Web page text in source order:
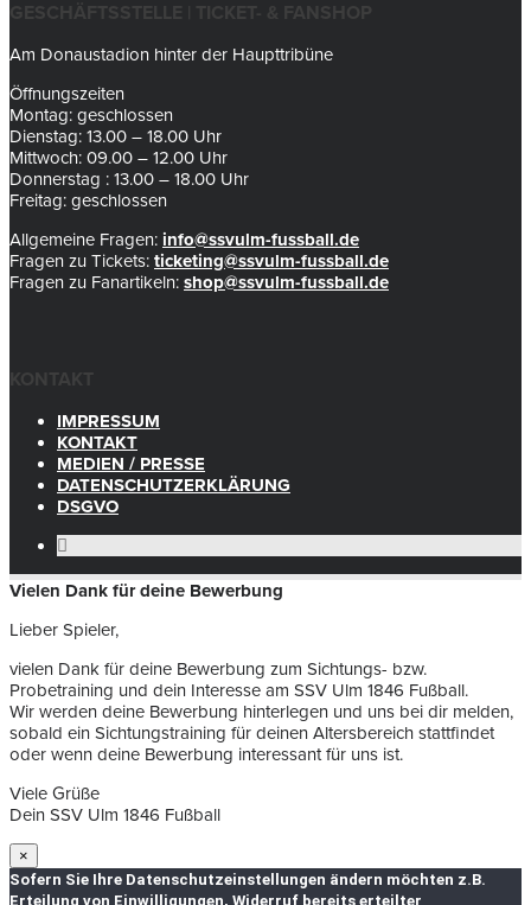
GESCHÄFTSSTELLE | TICKET- & FANSHOP
Am Donaustadion hinter der Haupttribüne
Öffnungszeiten
Montag: geschlossen
Dienstag: 13.00 – 18.00 Uhr
Mittwoch: 09.00 – 12.00 Uhr
Donnerstag : 13.00 – 18.00 Uhr
Freitag: geschlossen
Allgemeine Fragen: info@ssvulm-fussball.de
Fragen zu Tickets: ticketing@ssvulm-fussball.de
Fragen zu Fanartikeln: shop@ssvulm-fussball.de
KONTAKT
IMPRESSUM
KONTAKT
MEDIEN / PRESSE
DATENSCHUTZERKLÄRUNG
DSGVO
Vielen Dank für deine Bewerbung
Lieber Spieler,
vielen Dank für deine Bewerbung zum Sichtungs- bzw.
Probetraining und dein Interesse am SSV Ulm 1846 Fußball.
Wir werden deine Bewerbung hinterlegen und uns bei dir melden,
sobald ein Sichtungstraining für deinen Altersbereich stattfindet
oder wenn deine Bewerbung interessant für uns ist.
Viele Grüße
Dein SSV Ulm 1846 Fußball
×
Sofern Sie Ihre Datenschutzeinstellungen ändern möchten z.B.
Erteilung von Einwilligungen, Widerruf bereits erteilter